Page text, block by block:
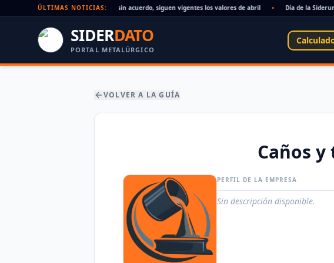
ÚLTIMAS NOTICIAS:
Paritaria UOM agosto 2026: sin acuerdo, siguen vigentes los valores de abril Día de la
SIDERDATO
PORTAL METALÚRGICO
VOLVER A LA GUÍA
Caños
PERFIL DE LA EMPRESA
Sin descripción disponible.